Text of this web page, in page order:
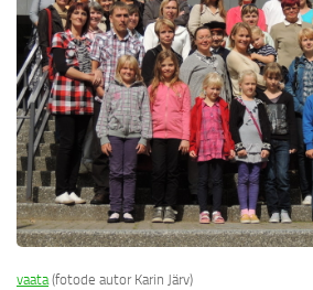
vaata(fotode autor Karin Järv)